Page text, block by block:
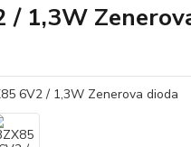
/ 1,3W